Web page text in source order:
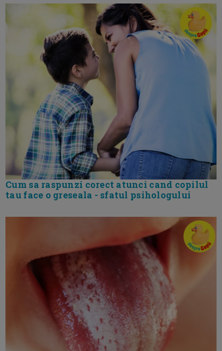
Cum sa raspunzi corect atunci cand copilul
tau face o greseala - sfatul psihologului